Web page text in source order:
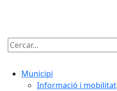
Cercar:
Municipi
Informació i mobilitat